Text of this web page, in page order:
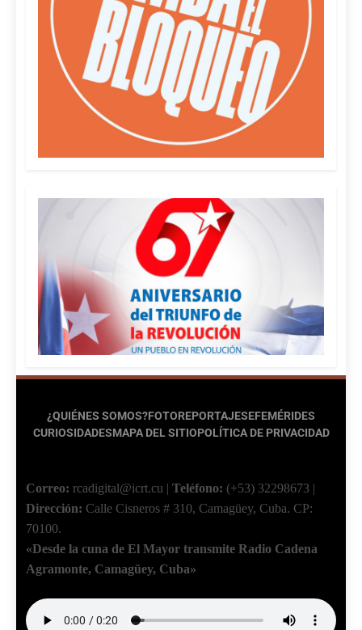
¿QUIÉNES SOMOS?FOTOREPORTAJESEFEMÉRIDES
CURIOSIDADESMAPA DEL SITIOPOLÍTICA DE PRIVACIDAD
Correo: rcadigital@icrt.cu | Teléfono: (+53) 32298673 |
Dirección: Calle Cisneros # 310, Camagüey, Cuba. CP:
70100.
«Desde la cuna de El Mayor transmite Radio Cadena
Agramonte, Camagüey, Cuba»